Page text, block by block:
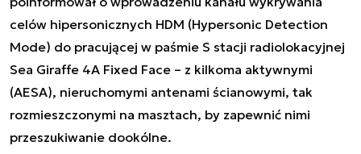
celów hipersonicznych HDM (Hypersonic Detection
Mode) do pracującej w paśmie S stacji radiolokacyjnej
Sea Giraffe 4A Fixed Face – z kilkoma aktywnymi
(AESA), nieruchomymi antenami ścianowymi, tak
rozmieszczonymi na masztach, by zapewnić nimi
przeszukiwanie dookólne.